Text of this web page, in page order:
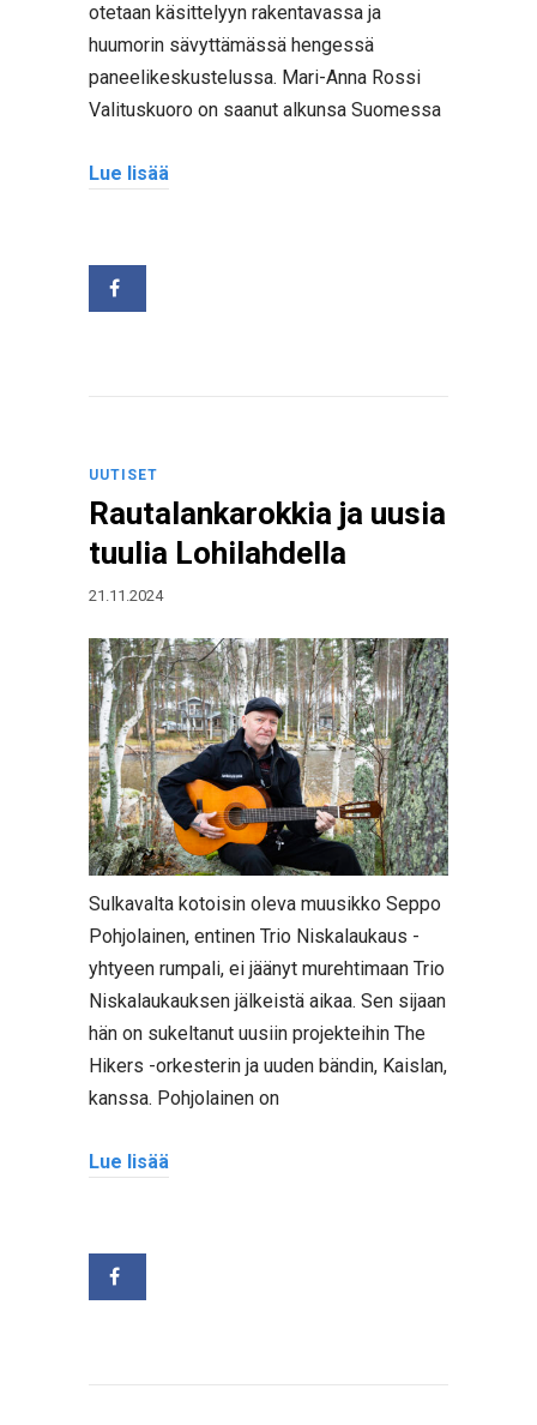
otetaan käsittelyyn rakentavassa ja
huumorin sävyttämässä hengessä
paneelikeskustelussa. Mari-Anna Rossi
Valituskuoro on saanut alkunsa Suomessa
Lue lisää
UUTISET
Rautalankarokkia ja uusia
tuulia Lohilahdella
21.11.2024
Sulkavalta kotoisin oleva muusikko Seppo
Pohjolainen, entinen Trio Niskalaukaus -
yhtyeen rumpali, ei jäänyt murehtimaan Trio
Niskalaukauksen jälkeistä aikaa. Sen sijaan
hän on sukeltanut uusiin projekteihin The
Hikers -orkesterin ja uuden bändin, Kaislan,
kanssa. Pohjolainen on
Lue lisää